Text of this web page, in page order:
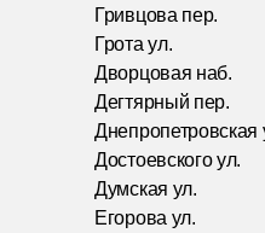
Гривцова пер.
Грота ул.
Дворцовая наб.
Дегтярный пер.
Днепропетровская
Достоевского ул.
Думская ул.
Егорова ул.